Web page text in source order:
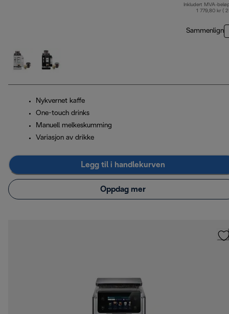
Inkludert MVA-
1 779,80 kr (
Sammenlign
Nykvernet kaffe
One-touch drinks
Manuell melkeskumming
Variasjon av drikke
Legg til i handlekurven
Oppdag mer